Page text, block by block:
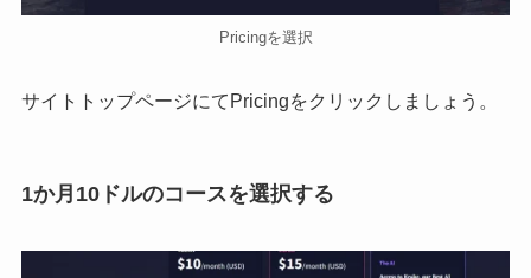
Pricingを選択
サイトトップページにてPricingをクリックしましょう。
1か月10ドルのコースを選択する